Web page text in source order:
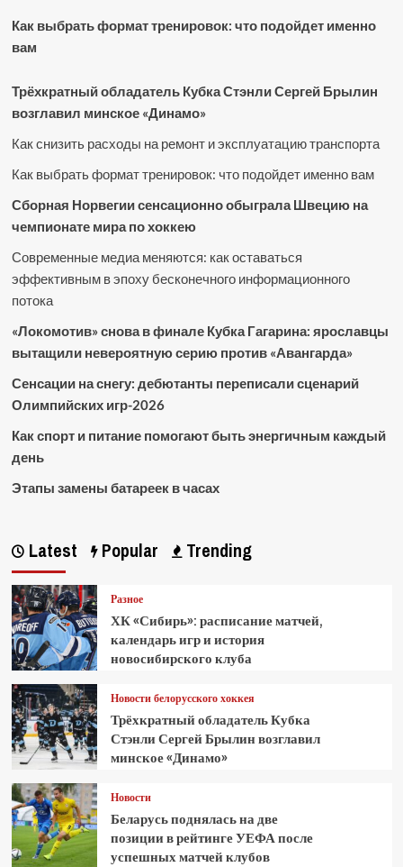
Как выбрать формат тренировок: что подойдет именно
вам
Трёхкратный обладатель Кубка Стэнли Сергей Брылин
возглавил минское «Динамо»
Как снизить расходы на ремонт и эксплуатацию транспорта
Как выбрать формат тренировок: что подойдет именно вам
Сборная Норвегии сенсационно обыграла Швецию на
чемпионате мира по хоккею
Современные медиа меняются: как оставаться
эффективным в эпоху бесконечного информационного
потока
«Локомотив» снова в финале Кубка Гагарина: ярославцы
вытащили невероятную серию против «Авангарда»
Сенсации на снегу: дебютанты переписали сценарий
Олимпийских игр-2026
Как спорт и питание помогают быть энергичным каждый
день
Этапы замены батареек в часах
Latest Popular Trending
Разное
ХК «Сибирь»: расписание матчей,
календарь игр и история
новосибирского клуба
Новости белорусского хоккея
Трёхкратный обладатель Кубка
Стэнли Сергей Брылин возглавил
минское «Динамо»
Новости
Беларусь поднялась на две
позиции в рейтинге УЕФА после
успешных матчей клубов